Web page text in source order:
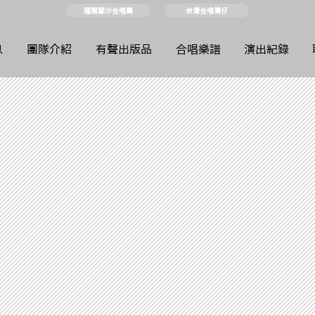
福爾摩沙合唱團 台灣合唱簿仔
團隊介紹 有聲出版品 合唱樂譜 演出紀錄